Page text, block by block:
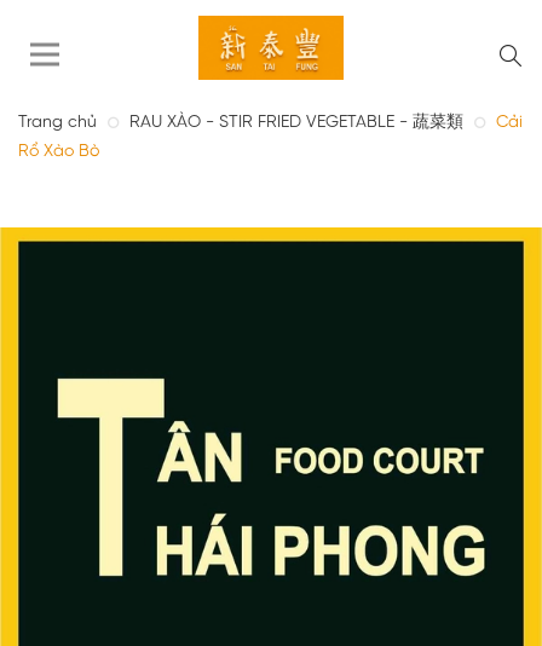
Trang chủ RAU XÀO - STIR FRIED VEGETABLE - 蔬菜類
Cải
Rổ Xào Bò